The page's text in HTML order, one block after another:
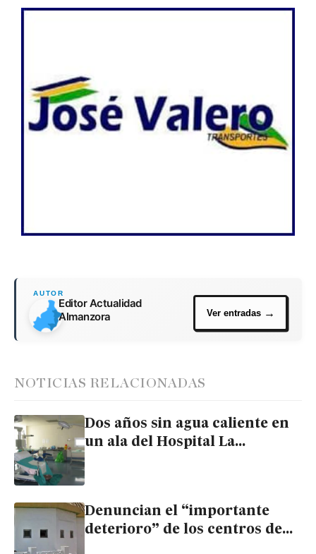
Editor Actualidad
Almanzora
NOTICIAS RELACIONADAS
Dos años sin agua caliente en
un ala del Hospital La
Denuncian el “importante
deterioro” de los centros de